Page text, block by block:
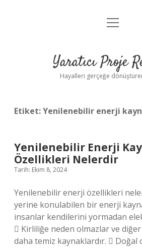
Anasayfa
Yasal Uyarı
menüyü
Yaratıcı Proje
Hayalleri gerçeğe
Etiket:Yenilenebilir enerji
Yenilenebilir Enerji
Özellikleri Nelerdir
Tarih: Ekim 8, 2024
Yenilenebilir enerji özellikleri
yerine konulabilen bir enerji
insanlar kendilerini yormadan
 Kirliliğe neden olmazlar ve
daha temiz kaynaklardır. 